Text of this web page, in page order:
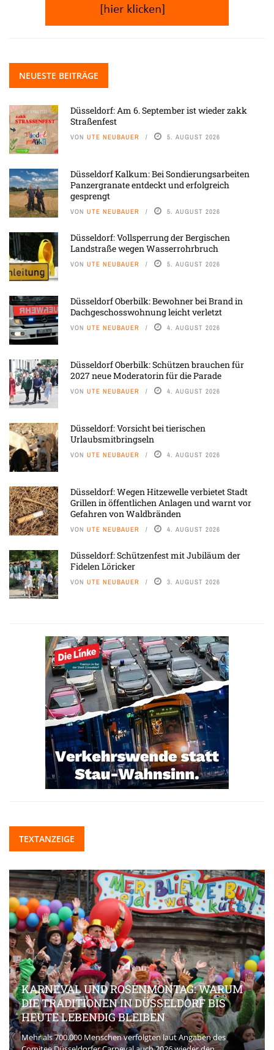
NEUESTE BEITRÄGE
Düsseldorf: Am 6. September ist wieder zakk
Straßenfest
VON UTE NEUBAUER 5. AUGUST 2026
Düsseldorf Kalkum: Bei Sondierungsarbeiten
Panzergranate entdeckt und erfolgreich
gesprengt
VON UTE NEUBAUER 5. AUGUST 2026
Düsseldorf: Vollsperrung der Bergischen
Landstraße wegen Wasserrohrbruch
VON UTE NEUBAUER 5. AUGUST 2026
Düsseldorf Oberbilk: Bewohner bei Brand in
Dachgeschosswohnung leicht verletzt
VON UTE NEUBAUER 4. AUGUST 2026
Düsseldorf Oberbilk: Schützen brauchen für
2027 neue Moderatorin für die Parade
VON UTE NEUBAUER 4. AUGUST 2026
Düsseldorf: Vorsicht bei tierischen
Urlaubsmitbringseln
VON UTE NEUBAUER 4. AUGUST 2026
Düsseldorf: Wegen Hitzewelle verbietet Stadt
Grillen in öffentlichen Anlagen und warnt vor
Gefahren von Waldbränden
VON UTE NEUBAUER 4. AUGUST 2026
Düsseldorf: Schützenfest mit Jubiläum der
Fidelen Löricker
VON UTE NEUBAUER 3. AUGUST 2026
TEXTANZEIGE
KARNEVAL UND ROSENMONTAG: WARUM
DIE TRADITIONEN IN DÜSSELDORF BIS
HEUTE LEBENDIG BLEIBEN
Mehr als 700.000 Menschen verfolgten laut Angaben des